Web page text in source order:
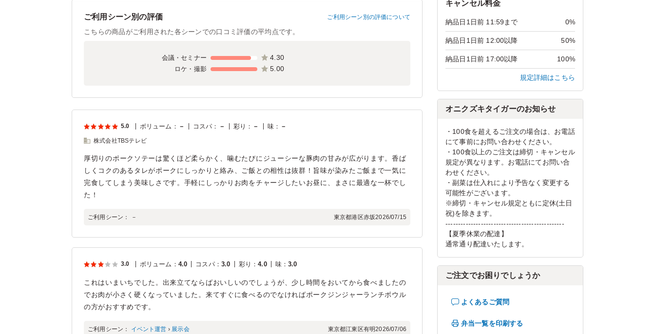
ご利用シーン別の評価 ご利用シーン別の評価について
こちらの商品がご利用された各シーンでの口コミ評価の平均点です。
会議・セミナー 4.30
ロケ・撮影 5.00
5.0 ボリューム ： － コスパ ： － 彩り ： － 味： －
株式会社TBSテレビ
厚切りのポークソテーは驚くほど柔らかく、噛むたびにジューシーな豚肉の甘みが広がります。香ば
しくコクのあるタレがポークにしっかりと絡み、ご飯との相性は抜群！旨味が染みたご飯まで一気に
完食してしまう美味しさです。手軽にしっかりお肉をチャージしたいお昼に、まさに最適な一杯でし
た！
ご利用シーン： － 東京都港区赤坂2026/07/15
3.0 ボリューム ： 4.0 コスパ： 3.0 彩り ：4.0 味：3.0
これはいまいちでした。出来立てならばおいしいのでしょうが、少し時間をおいてから食べましたの
でお肉が小さく硬くなっていました。来てすぐに食べるのでなければポークジンジャーランチボウル
の方がおすすめです。
ご利用シーン： イベント運営 › 展示会 東京都江東区有明2026/07/06
キャンセル料金
納品日1日前 11:59まで 0%
納品日1日前 12:00以降 50%
納品日1日前 17:00以降 100%
規定詳細はこちら
オニクズキタイガーのお知らせ
・100食を超えるご注文の場合は、お電話
にて事前にお問い合わせください。
・100食以上のご注文は締切・キャンセル
規定が異なります。お電話にてお問い合
わせください。
・副菜は仕入れにより予告なく変更する
可能性がございます。
※締切・キャンセル規定ともに定休(土日
祝)を除きます。
-----------------------------------------------
【夏季休業の配達】
通常通り配達いたします。
ご注文でお困りでしょうか
よくあるご質問
弁当一覧を印刷する